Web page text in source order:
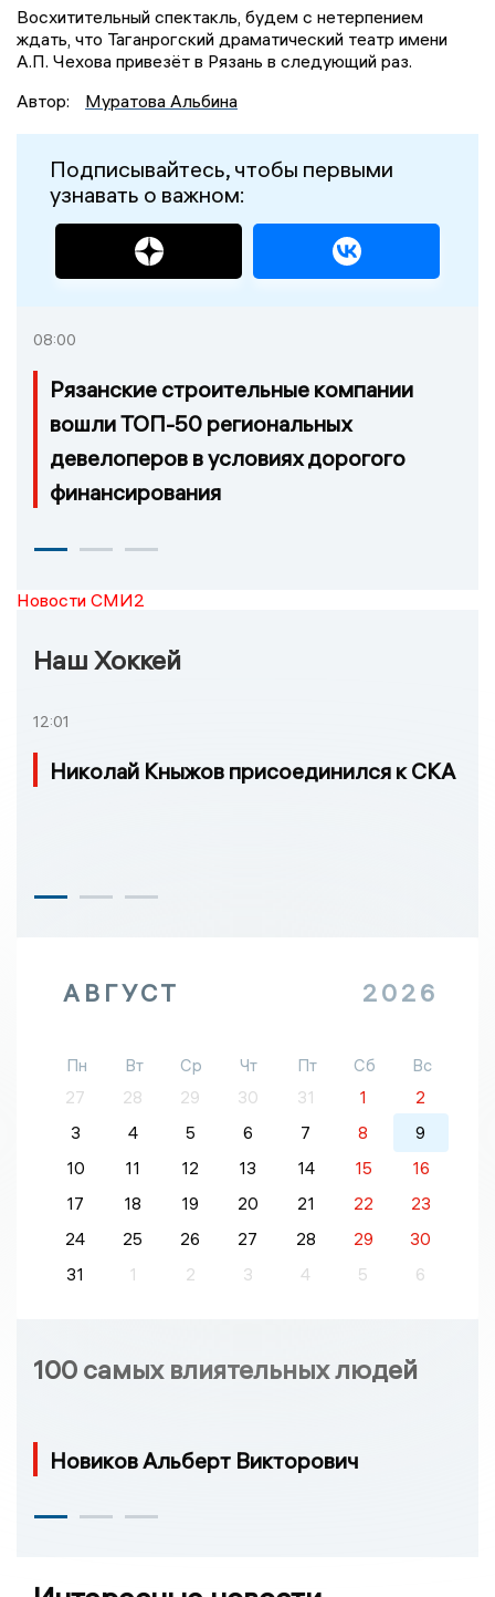
Восхитительный спектакль, будем с нетерпением
ждать, что Таганрогский драматический театр имени
А.П. Чехова привезёт в Рязань в следующий раз.
Автор:
Муратова Альбина
Подписывайтесь, чтобы первыми
узнавать о важном:
08:00
Рязанские строительные компании
вошли ТОП-50 региональных
девелоперов в условиях дорогого
финансирования
Новости СМИ2
Наш Хоккей
12:01
Николай Кныжов присоединился к СКА
АВГУСТ 2026
Пн Вт Ср Чт Пт Сб
Вс
27
28 29 30 31 1
2
3
4 5 6 7 8
9
10
11 12 13 14 15
16
17
18 19 20 21 22
23
24
25 26 27 28 29
30
31
1 2 3 4 5 6
100 самых влиятельных людей
Новиков Альберт Викторович